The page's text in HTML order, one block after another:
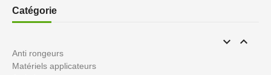
Catégorie
 
Anti rongeurs
Matériels applicateurs